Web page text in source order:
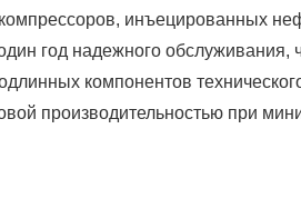
инъецированных
год надежного
компонентов
производительностью при